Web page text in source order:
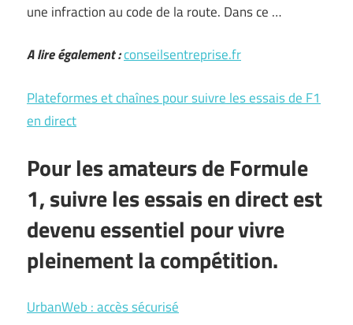
une infraction au code de la route. Dans ce …
A lire également :conseilsentreprise.fr
Plateformes et chaînes pour suivre les essais de F1
en direct
Pour les amateurs de Formule
1, suivre les essais en direct est
devenu essentiel pour vivre
pleinement la compétition.
UrbanWeb : accès sécurisé